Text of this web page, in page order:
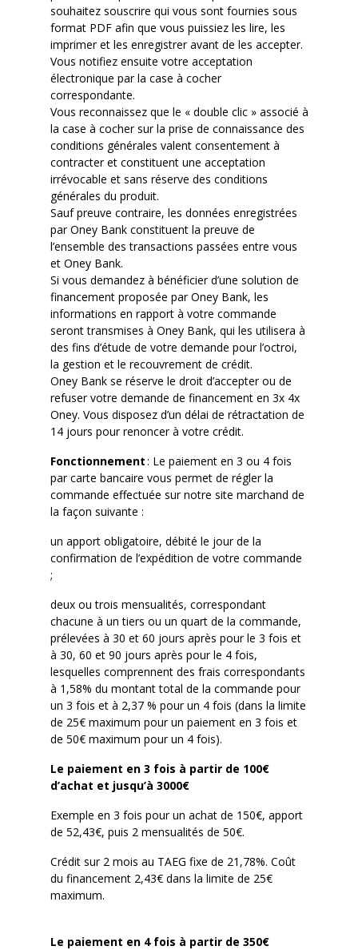
souhaitez souscrire qui vous sont fournies sous
format PDF afin que vous puissiez les lire, les
imprimer et les enregistrer avant de les accepter.
Vous notifiez ensuite votre acceptation
électronique par la case à cocher
correspondante.
Vous reconnaissez que le « double clic » associé à
la case à cocher sur la prise de connaissance des
conditions générales valent consentement à
contracter et constituent une acceptation
irrévocable et sans réserve des conditions
générales du produit.
Sauf preuve contraire, les données enregistrées
par Oney Bank constituent la preuve de
l’ensemble des transactions passées entre vous
et Oney Bank.
Si vous demandez à bénéficier d’une solution de
financement proposée par Oney Bank, les
informations en rapport à votre commande
seront transmises à Oney Bank, qui les utilisera à
des fins d’étude de votre demande pour l’octroi,
la gestion et le recouvrement de crédit.
Oney Bank se réserve le droit d’accepter ou de
refuser votre demande de financement en 3x 4x
Oney. Vous disposez d’un délai de rétractation de
14 jours pour renoncer à votre crédit.
Fonctionnement: Le paiement en 3 ou 4 fois
par carte bancaire vous permet de régler la
commande effectuée sur notre site marchand de
la façon suivante :
un apport obligatoire, débité le jour de la
confirmation de l’expédition de votre commande
;
deuxou trois mensualités, correspondant
chacune à un tiers ou un quart de la commande,
prélevées à 30 et 60 jours après pour le 3 fois et
à 30, 60 et 90 jours après pour le 4 fois,
lesquelles comprennent des frais correspondants
à 1,58% du montant total de la commande pour
un 3 fois et à 2,37 % pour un 4 fois (dans la limite
de 25€ maximum pour un paiement en 3 fois et
de 50€ maximum pour un 4 fois).
Le paiement en 3 fois à partir de 100€
d’achat et jusqu’à 3000€
Exemple en 3 fois pour un achat de 150€, apport
de 52,43€, puis 2 mensualités de 50€.
Crédit sur 2 mois au TAEG fixe de 21,78%. Coût
du financement 2,43€ dans la limite de 25€
maximum.
Le paiement en 4 fois à partir de 350€